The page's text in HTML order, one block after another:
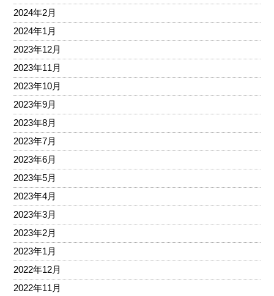
2024年2月
2024年1月
2023年12月
2023年11月
2023年10月
2023年9月
2023年8月
2023年7月
2023年6月
2023年5月
2023年4月
2023年3月
2023年2月
2023年1月
2022年12月
2022年11月